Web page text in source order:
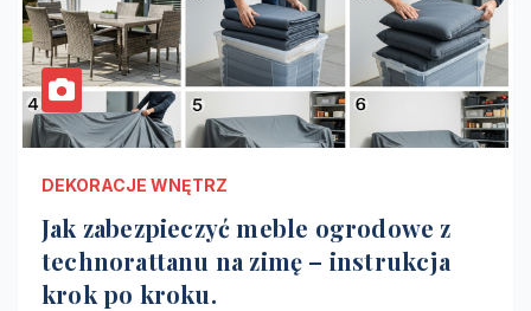
DEKORACJE WNĘTRZ
Jak zabezpieczyć meble ogrodowe z
technorattanu na zimę – instrukcja
krok po kroku.